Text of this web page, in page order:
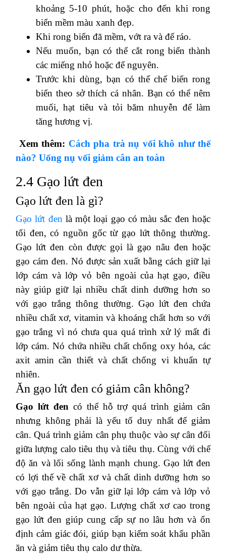
khoảng 5-10 phút, hoặc cho đến khi rong
biển mềm màu xanh đẹp.
Khi rong biển đã mềm, vớt ra và để ráo.
Nếu muốn, bạn có thể cắt rong biển thành
các miếng nhỏ hoặc để nguyên.
Trước khi dùng, bạn có thể chế biến rong
biển theo sở thích cá nhân. Bạn có thể nêm
muối, hạt tiêu và tỏi băm nhuyễn để làm
tăng hương vị.
Xem thêm: Cách pha trà nụ vối khô như thế
nào? Uống nụ vối giảm cân an toàn
2.4 Gạo lứt đen
Gạo lứt đen là gì?
Gạo lứt đen là một loại gạo có màu sắc đen hoặc
tối đen, có nguồn gốc từ gạo lứt thông thường.
Gạo lứt đen còn được gọi là gạo nâu đen hoặc
gạo cám đen. Nó được sản xuất bằng cách giữ lại
lớp cám và lớp vỏ bên ngoài của hạt gạo, điều
này giúp giữ lại nhiều chất dinh dưỡng hơn so
với gạo trắng thông thường. Gạo lứt đen chứa
nhiều chất xơ, vitamin và khoáng chất hơn so với
gạo trắng vì nó chưa qua quá trình xử lý mất đi
lớp cám. Nó chứa nhiều chất chống oxy hóa, các
axit amin cần thiết và chất chống vi khuẩn tự
nhiên.
Ăn gạo lứt đen có giảm cân không?
Gạo lứt đen có thể hỗ trợ quá trình giảm cân
nhưng không phải là yếu tố duy nhất để giảm
cân. Quá trình giảm cân phụ thuộc vào sự cân đối
giữa lượng calo tiêu thụ và tiêu thụ. Cùng với chế
độ ăn và lối sống lành mạnh chung. Gạo lứt đen
có lợi thế về chất xơ và chất dinh dưỡng hơn so
với gạo trắng. Do vẫn giữ lại lớp cám và lớp vỏ
bên ngoài của hạt gạo. Lượng chất xơ cao trong
gạo lứt đen giúp cung cấp sự no lâu hơn và ổn
định cảm giác đói, giúp bạn kiểm soát khẩu phần
ăn và giảm tiêu thụ calo dư thừa.